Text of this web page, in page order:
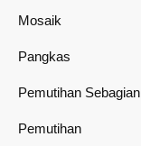
Mosaik
Pangkas
Pemutihan Sebagian
Pemutihan